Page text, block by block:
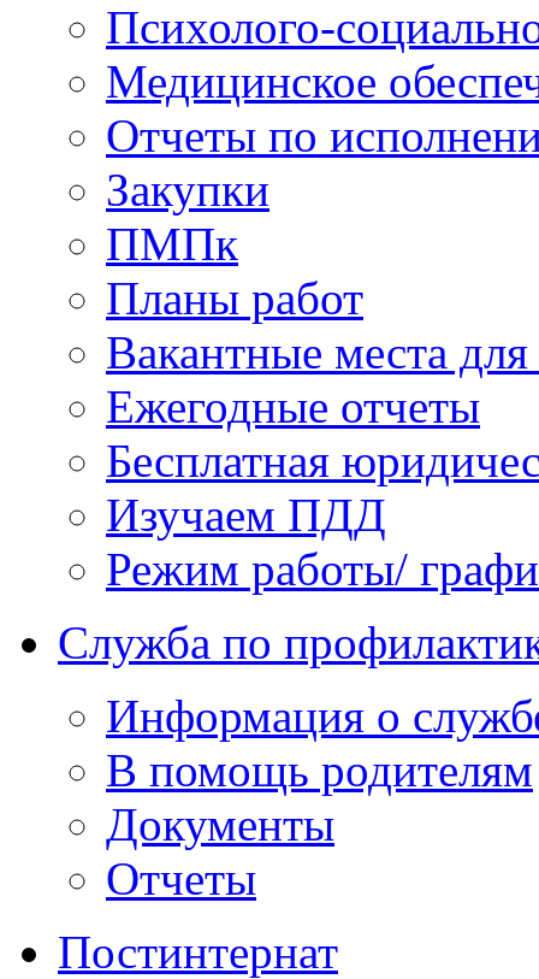
Психолого-
Медицинское
Отчеты по
Закупки
ПМПк
Планы работ
Вакантные места
Ежегодные отчеты
Бесплатная
Изучаем ПДД
Режим работы/
Служба по
Информация о
В помощь родителям
Документы
Отчеты
Постинтернат